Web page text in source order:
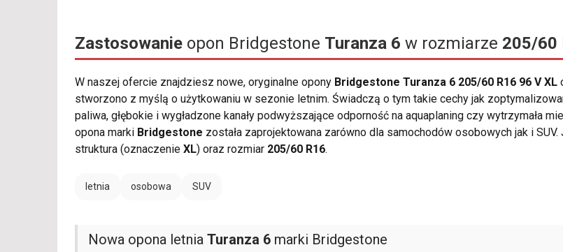
Zastosowanie opon Bridgestone Turanza 6 w rozmiarze 205/60
W naszej ofercie znajdziesz nowe, oryginalne opony Bridgestone Turanza 6 205/60 R16 96 V XL
stworzono z myślą o użytkowaniu w sezonie letnim. Świadczą o tym takie cechy jak
paliwa, głębokie i wygładzone kanały podwyższające odporność na aquaplaning czy wytrzymała
opona marki Bridgestone została zaprojektowana zarówno dla samochodów osobowych jak i
struktura (oznaczenie XL) oraz rozmiar 205/60 R16.
letnia osobowa SUV
Nowa opona letnia Turanza 6 marki Bridgestone